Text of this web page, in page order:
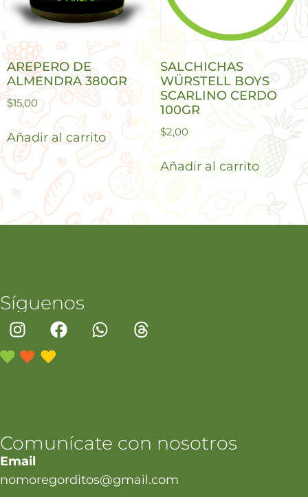
AREPERO DE
ALMENDRA 380GR
$15,00
Añadir al carrito
SALCHICHAS
WÜRSTELL BOYS
SCARLINO CERDO
100GR
$2,00
Añadir al carrito
Síguenos
Comunícate con nosotros
Email
nomoregorditos@gmail.com